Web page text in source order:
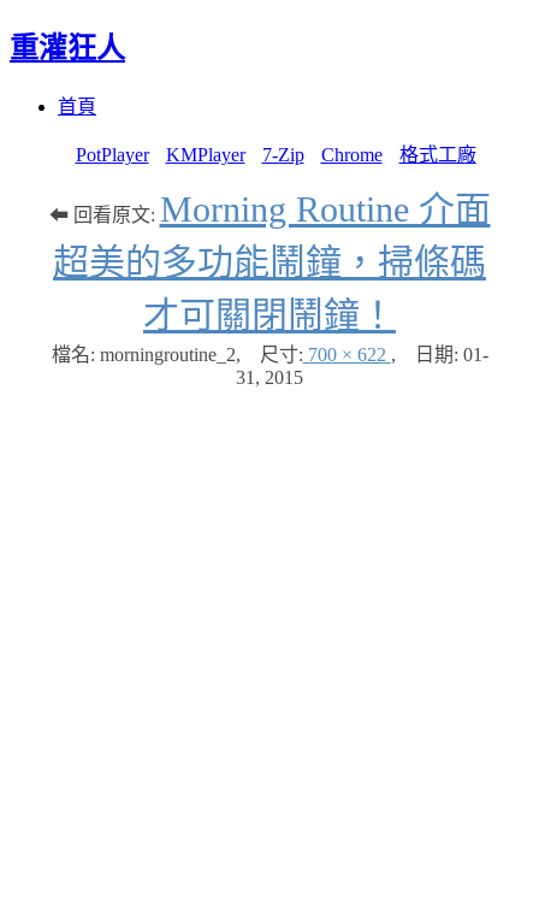
重灌狂人
首頁
PotPlayer KMPlayer 7-Zip Chrome 格式工廠
⬅ 回看原文: Morning Routine 介面
超美的多功能鬧鐘，掃條碼
才可關閉鬧鐘！
檔名: morningroutine_2, 尺寸: 700 × 622 , 日期: 01-
31, 2015